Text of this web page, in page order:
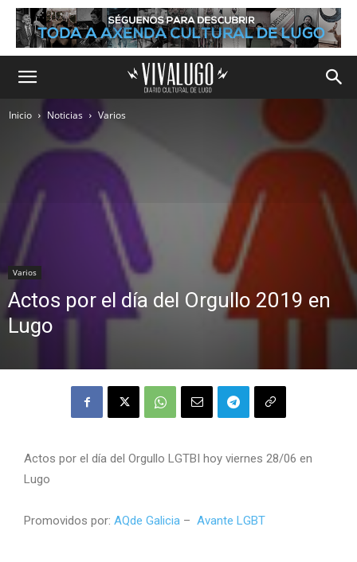
Inicio Noticias Varios
Varios
Actos por el día del Orgullo 2019 en
Lugo
Actos por el día del Orgullo LGTBI hoy viernes 28/06 en
Lugo
Promovidos por: AQde Galicia – Avante LGBT